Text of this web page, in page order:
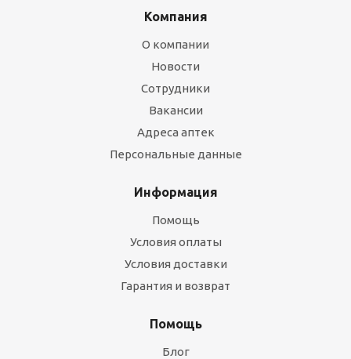
Компания
О компании
Новости
Сотрудники
Вакансии
Адреса аптек
Персональные данные
Информация
Помощь
Условия оплаты
Условия доставки
Гарантия и возврат
Помощь
Блог